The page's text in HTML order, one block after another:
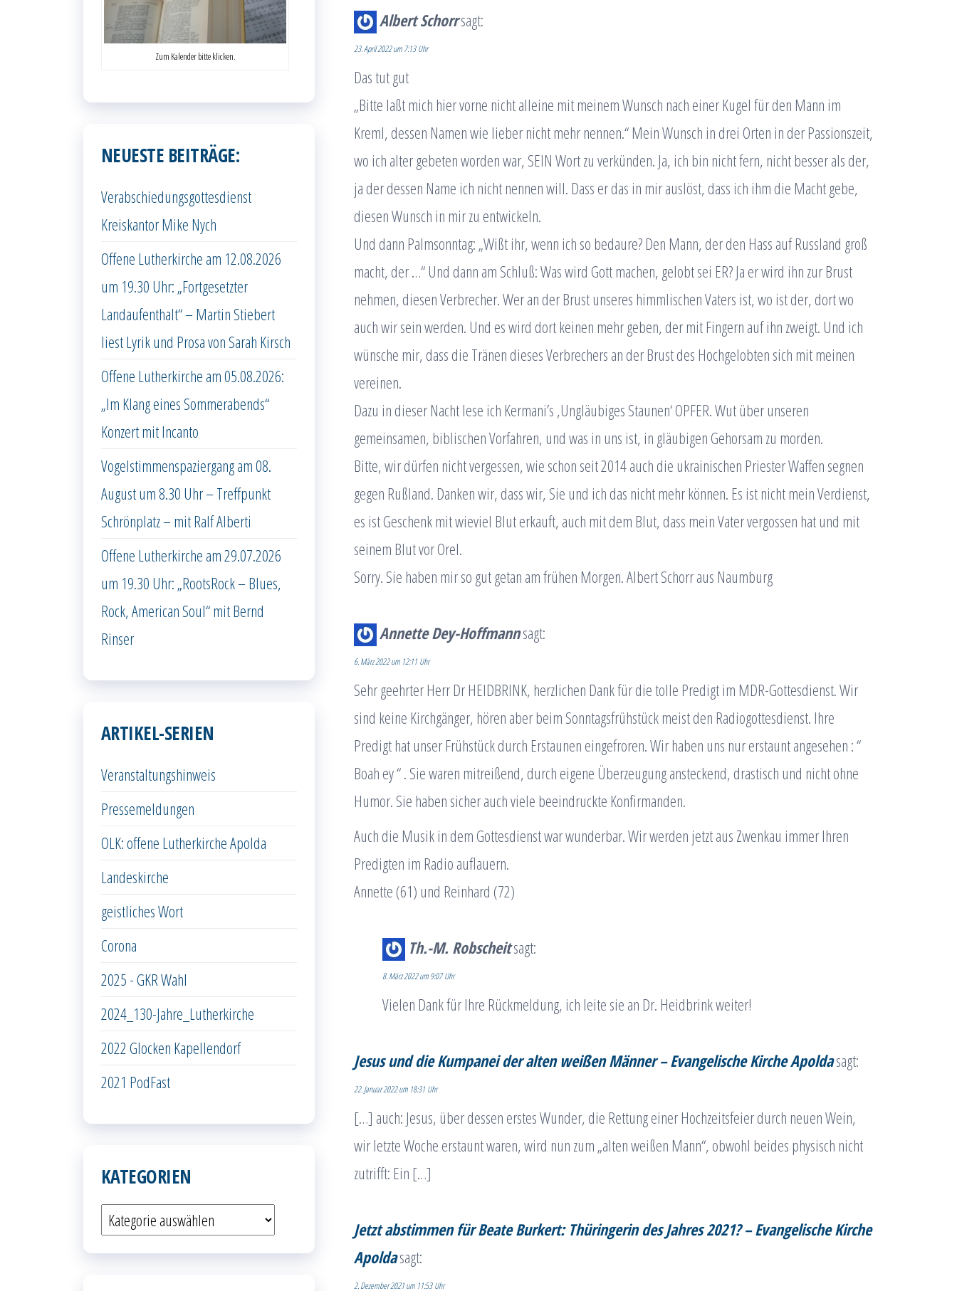
Albert Schorrsagt:
23. April 2022 um 7:13 Uhr
Das tut gut
„Bitte laßt mich hier vorne nicht alleine mit meinem Wunsch nach einer Kugel für den Mann im
Kreml, dessen Namen wie lieber nicht mehr nennen.“ Mein Wunsch in drei Orten in der Passionszeit,
wo ich alter gebeten worden war, SEIN Wort zu verkünden. Ja, ich bin nicht fern, nicht besser als der,
ja der dessen Name ich nicht nennen will. Dass er das in mir auslöst, dass ich ihm die Macht gebe,
diesen Wunsch in mir zu entwickeln.
Und dann Palmsonntag: „Wißt ihr, wenn ich so bedaure? Den Mann, der den Hass auf Russland groß
macht, der …“ Und dann am Schluß: Was wird Gott machen, gelobt sei ER? Ja er wird ihn zur Brust
nehmen, diesen Verbrecher. Wer an der Brust unseres himmlischen Vaters ist, wo ist der, dort wo
auch wir sein werden. Und es wird dort keinen mehr geben, der mit Fingern auf ihn zweigt. Und ich
wünsche mir, dass die Tränen dieses Verbrechers an der Brust des Hochgelobten sich mit meinen
vereinen.
Dazu in dieser Nacht lese ich Kermani’s ‚Ungläubiges Staunen‘ OPFER. Wut über unseren
gemeinsamen, biblischen Vorfahren, und was in uns ist, in gläubigen Gehorsam zu morden.
Bitte, wir dürfen nicht vergessen, wie schon seit 2014 auch die ukrainischen Priester Waffen segnen
gegen Rußland. Danken wir, dass wir, Sie und ich das nicht mehr können. Es ist nicht mein Verdienst,
es ist Geschenk mit wieviel Blut erkauft, auch mit dem Blut, dass mein Vater vergossen hat und mit
seinem Blut vor Orel.
Sorry. Sie haben mir so gut getan am frühen Morgen. Albert Schorr aus Naumburg
Annette Dey-Hoffmannsagt:
6. März 2022 um 12:11 Uhr
Sehr geehrter Herr Dr HEIDBRINK, herzlichen Dank für die tolle Predigt im MDR-Gottesdienst. Wir
sind keine Kirchgänger, hören aber beim Sonntagsfrühstück meist den Radiogottesdienst. Ihre
Predigt hat unser Frühstück durch Erstaunen eingefroren. Wir haben uns nur erstaunt angesehen : “
Boah ey “ . Sie waren mitreißend, durch eigene Überzeugung ansteckend, drastisch und nicht ohne
Humor. Sie haben sicher auch viele beeindruckte Konfirmanden.
Auch die Musik in dem Gottesdienst war wunderbar. Wir werden jetzt aus Zwenkau immer Ihren
Predigten im Radio auflauern.
Annette (61) und Reinhard (72)
Th.-M. Robscheitsagt:
8. März 2022 um 9:07 Uhr
Vielen Dank für Ihre Rückmeldung, ich leite sie an Dr. Heidbrink weiter!
Jesus und die Kumpanei der alten weißen Männer – Evangelische Kirche Apoldasagt:
22. Januar 2022 um 18:31 Uhr
[…] auch: Jesus, über dessen erstes Wunder, die Rettung einer Hochzeitsfeier durch neuen Wein,
wir letzte Woche erstaunt waren, wird nun zum „alten weißen Mann“, obwohl beides physisch nicht
zutrifft: Ein […]
Jetzt abstimmen für Beate Burkert: Thüringerin des Jahres 2021? – Evangelische Kirche
Apoldasagt:
2. Dezember 2021 um 11:53 Uhr
Zum Kalender bitte klicken.
NEUESTE BEITRÄGE:
Verabschiedungsgottesdienst
Kreiskantor Mike Nych
Offene Lutherkirche am 12.08.2026
um 19.30 Uhr: „Fortgesetzter
Landaufenthalt“ – Martin Stiebert
liest Lyrik und Prosa von Sarah Kirsch
Offene Lutherkirche am 05.08.2026:
„Im Klang eines Sommerabends“
Konzert mit Incanto
Vogelstimmenspaziergang am 08.
August um 8.30 Uhr – Treffpunkt
Schrönplatz – mit Ralf Alberti
Offene Lutherkirche am 29.07.2026
um 19.30 Uhr: „RootsRock – Blues,
Rock, American Soul“ mit Bernd
Rinser
ARTIKEL-SERIEN
Veranstaltungshinweis
Pressemeldungen
OLK: offene Lutherkirche Apolda
Landeskirche
geistliches Wort
Corona
2025 - GKR Wahl
2024_130-Jahre_Lutherkirche
2022 Glocken Kapellendorf
2021 PodFast
KATEGORIEN
Kategorien